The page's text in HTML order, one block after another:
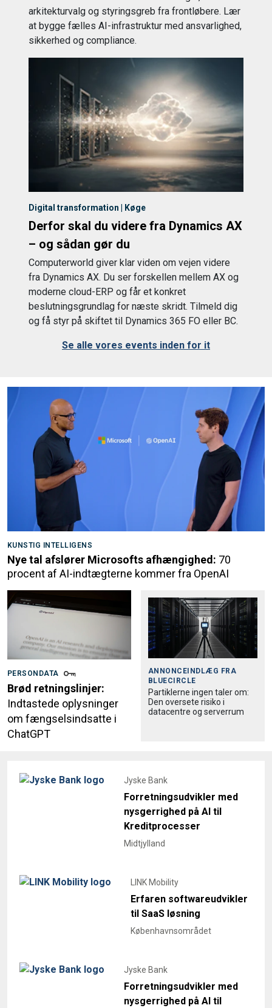
arkitekturvalg og styringsgreb fra frontløbere. Lær
at bygge fælles AI-infrastruktur med ansvarlighed,
sikkerhed og compliance.
Digital transformation | Køge
Derfor skal du videre fra Dynamics AX
– og sådan gør du
Computerworld giver klar viden om vejen videre
fra Dynamics AX. Du ser forskellen mellem AX og
moderne cloud-ERP og får et konkret
beslutningsgrundlag for næste skridt. Tilmeld dig
og få styr på skiftet til Dynamics 365 FO eller BC.
Se alle vores events inden for it
KUNSTIG INTELLIGENS
Nye tal afslører Microsofts afhængighed: 70
procent af AI-indtægterne kommer fra OpenAI
PERSONDATA
Brød retningslinjer:
Indtastede oplysninger
om fængselsindsatte i
ChatGPT
ANNONCEINDLÆG FRA
BLUECIRCLE
Partiklerne ingen taler om:
Den oversete risiko i
datacentre og serverrum
Jyske Bank
Forretningsudvikler med
nysgerrighed på AI til
Kreditprocesser
Midtjylland
LINK Mobility
Erfaren softwareudvikler
til SaaS løsning
Københavnsområdet
Jyske Bank
Forretningsudvikler med
nysgerrighed på AI til